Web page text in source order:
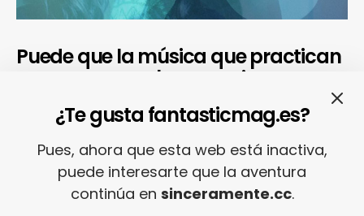
Puede que la música que practican
ROLE parezca obscurantista… Pero
las canciones que escucha Alex.O
cuando está «Home (alone)» son
coloridas y variadas.
¿Te gusta fantasticmag.es?
Pues, ahora que esta web está inactiva,
puede interesarte que la aventura
continúa en sinceramente.cc.